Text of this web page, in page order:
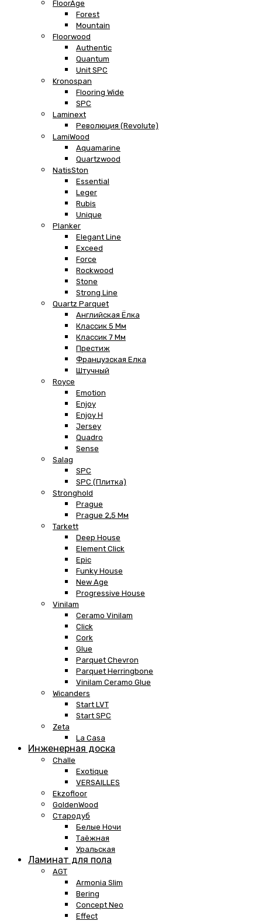
FloorAge
Forest
Mountain
Floorwood
Authentic
Quantum
Unit SPC
Kronospan
Flooring Wide
SPC
Laminext
Революция (Revolute)
LamiWood
Aquamarine
Quartzwood
NatisSton
Essential
Leger
Rubis
Unique
Planker
Elegant Line
Exceed
Force
Rockwood
Stone
Strong Line
Quartz Parquet
Английская Ёлка
Классик 5 Мм
Классик 7 Мм
Престиж
Французская Елка
Штучный
Royce
Emotion
Enjoy
Enjoy H
Jersey
Quadro
Sense
Salag
SPC
SPC (плитка)
Stronghold
Prague
Prague 2,5 Мм
Tarkett
Deep House
Element Click
Epic
Funky House
New Age
Progressive House
Vinilam
Ceramo Vinilam
Click
Cork
Glue
Parquet Chevron
Parquet Herringbone
Vinilam Ceramo Glue
Wicanders
Start LVT
Start SPC
Zeta
La Casa
Инженерная доска
Challe
Exotique
VERSAILLES
Ekzofloor
GoldenWood
Стародуб
Белые Ночи
Таёжная
Уральская
Ламинат для пола
AGT
Armonia Slim
Bering
Concept Neo
Effect